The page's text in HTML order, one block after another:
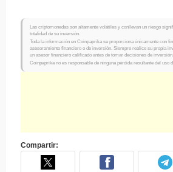
Las criptomonedas son altamente volátiles y conllevan un riesgo
totalidad de su inversión.
Toda la información en Coinpaprika se proporciona únicamente con
asesoramiento financiero o de inversión. Siempre realice su propia
un asesor financiero calificado antes de tomar decisiones de inversión.
Coinpaprika no es responsable de ninguna pérdida resultante del uso
Compartir: